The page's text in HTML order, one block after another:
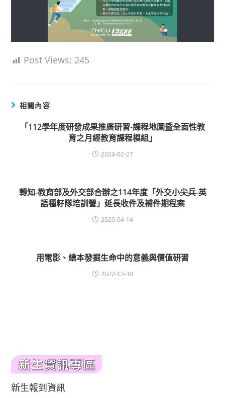
Post Views: 245
相關內容
「112學年度研發成果推廣研習-課程地圖暨全面性教
育之月經教育課程模組」
2024-02-27
轉知-教育部及外交部合辦之114年度「外交小尖兵-英
語種籽隊培訓營」延長收件及補件期程案
2025-04-14
用電影、繪本發掘生命中的意義與價值研習
2022-12-30
新生報到資訊